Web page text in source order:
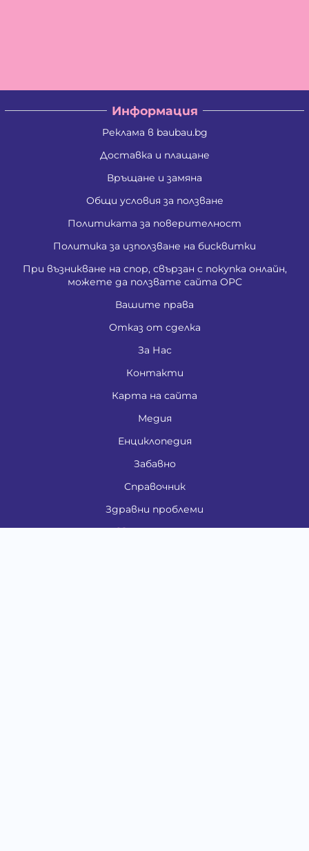
Информация
Реклама в baubau.bg
Доставка и плащане
Връщане и замяна
Общи условия за ползване
Политиката за поверителност
Политика за използване на бисквитки
При възникване на спор, свързан с покупка онлайн,
можете да ползвате сайта ОРС
Вашите права
Отказ от сделка
За Нас
Контакти
Карта на сайта
Медия
Енциклопедия
Забавно
Справочник
Здравни проблеми
Категории